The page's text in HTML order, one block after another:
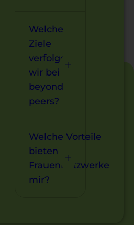
Welche
Ziele
verfolgen
wir bei
beyond
peers?
Welche Vorteile
bieten
Frauennetzwerke
mir?